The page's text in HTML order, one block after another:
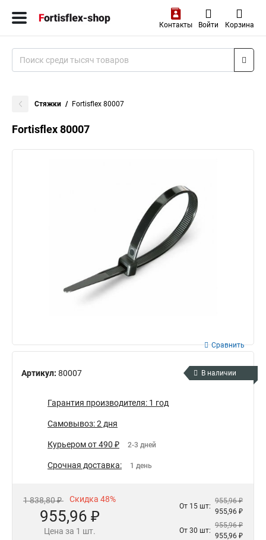
Контакты Войти Корзина
Стяжки Fortisflex 80007
Fortisflex 80007
Артикул: 80007
Сравнить
В наличии
Гарантия производителя: 1 год
Самовывоз: 2 дня
Курьером от 490 ₽ 2-3 дней
Срочная доставка: 1 день
1 838,80 ₽ Скидка 48%
955,96 ₽
Цена за 1 шт.
От 15 шт:
955,96 ₽
955,96 ₽
От 30 шт:
955,96 ₽
955,96 ₽